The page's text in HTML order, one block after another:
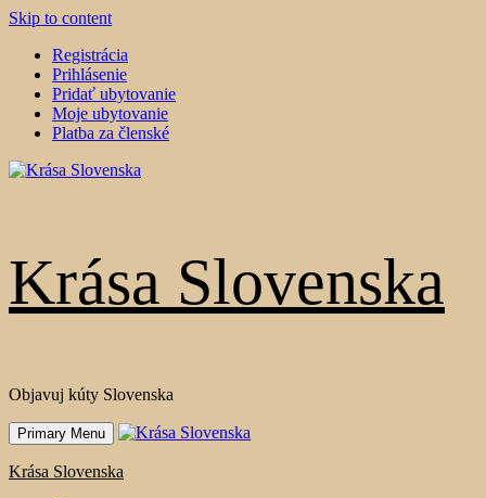
Skip to content
Registrácia
Prihlásenie
Pridať ubytovanie
Moje ubytovanie
Platba za členské
Krása Slovenska
Objavuj kúty Slovenska
Primary Menu
Krása Slovenska